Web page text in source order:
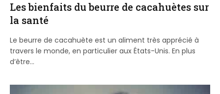
Les bienfaits du beurre de cacahuètes sur
la santé
Le beurre de cacahuète est un aliment très apprécié à
travers le monde, en particulier aux États-Unis. En plus
d’être…